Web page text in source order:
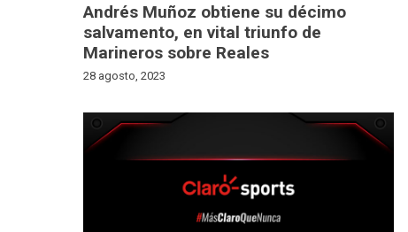
Andrés Muñoz obtiene su décimo
salvamento, en vital triunfo de
Marineros sobre Reales
28 agosto, 2023